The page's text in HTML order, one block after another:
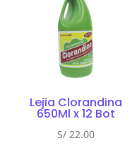
Lejia Clorandina
650Ml x 12 Bot
S/22.00